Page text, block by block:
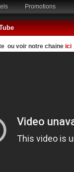
Promotions
ou voir notre chaine ici